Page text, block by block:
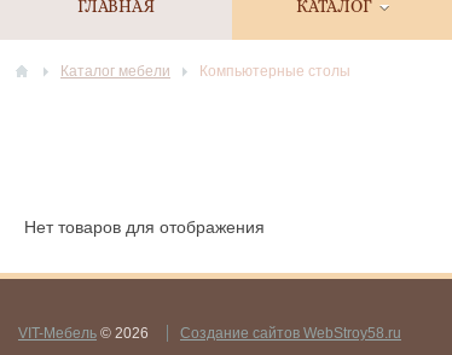
ГЛАВНАЯ КАТАЛОГ
Каталог мебели Компьютерные столы
Нет товаров для отображения
VIT-Мебель © 2026 Создание сайтов WebStroy58.ru